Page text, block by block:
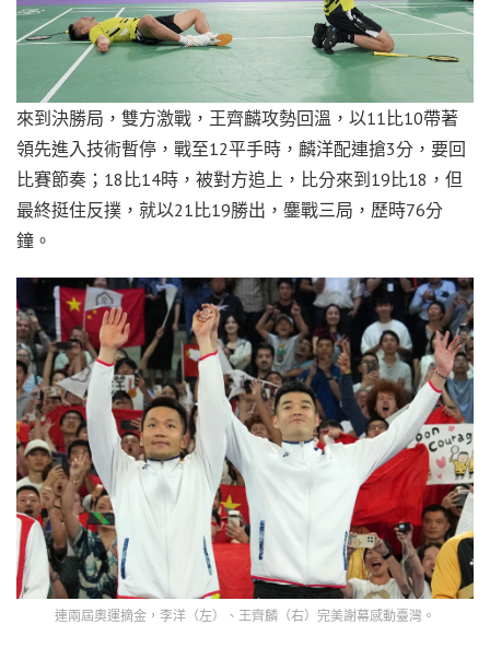
來到決勝局，雙方激戰，王齊麟攻勢回溫，以11比10帶著
領先進入技術暫停，戰至12平手時，麟洋配連搶3分，要回
比賽節奏；18比14時，被對方追上，比分來到19比18，但
最終挺住反撲，就以21比19勝出，鏖戰三局，歷時76分
鐘。
連兩屆奧運摘金，李洋（左）、王齊麟（右）完美謝幕感動臺灣。